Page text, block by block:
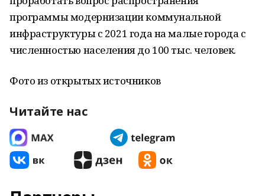
программы модернизации коммунальной
инфраструктуры с 2021 года на малые города с
численностью населения до 100 тыс. человек.
Фото из открытых источников
Читайте нас